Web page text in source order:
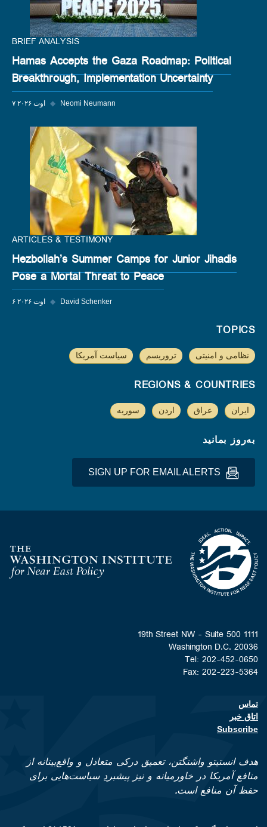
BRIEF ANALYSIS
Hamas Accepts the Gaza Roadmap: Political
Breakthrough, Implementation Uncertainty
۷ اوت ۲۰۲۶ ◆ Neomi Neumann
ARTICLES & TESTIMONY
Hezbollah’s Summer Camps for Junior Jihadis
Pose a Mortal Threat to Peace
۶ اوت ۲۰۲۶ ◆ David Schenker
TOPICS
نظامی و امنیتی تروریسم سیاست آمریکا
REGIONS & COUNTRIES
ایران عراق اردن سوریه
به‌روز بمانید
Homepage
1111 19th Street NW - Suite 500
Washington D.C. 20036
Tel: 202-452-0650
Fax: 202-223-5364
Footer contact links
تماس
اتاق خبر
Subscribe
هدف انستیتو واشنگتن، تعمیق درکی متعادل و واقع‌بینانه از
منافع آمریکا در خاورمیانه و نیز پیشبردِ سیاست‌هایی برای
حفظ آن منافع است.